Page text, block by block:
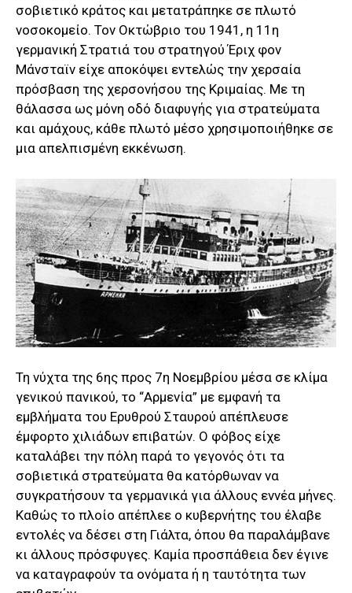
σοβιετικό κράτος και μετατράπηκε σε πλωτό
νοσοκομείο. Τον Οκτώβριο του 1941, η 11η
γερμανική Στρατιά του στρατηγού Έριχ φον
Μάνσταϊν είχε αποκόψει εντελώς την χερσαία
πρόσβαση της χερσονήσου της Κριμαίας. Με τη
θάλασσα ως μόνη οδό διαφυγής για στρατεύματα
και αμάχους, κάθε πλωτό μέσο χρησιμοποιήθηκε σε
μια απελπισμένη εκκένωση.
Τη νύχτα της 6ης προς 7η Νοεμβρίου μέσα σε κλίμα
γενικού πανικού, το “Αρμενία” με εμφανή τα
εμβλήματα του Ερυθρού Σταυρού απέπλευσε
έμφορτο χιλιάδων επιβατών. Ο φόβος είχε
καταλάβει την πόλη παρά το γεγονός ότι τα
σοβιετικά στρατεύματα θα κατόρθωναν να
συγκρατήσουν τα γερμανικά για άλλους εννέα μήνες.
Καθώς το πλοίο απέπλεε ο κυβερνήτης του έλαβε
εντολές να δέσει στη Γιάλτα, όπου θα παραλάμβανε
κι άλλους πρόσφυγες. Καμία προσπάθεια δεν έγινε
να καταγραφούν τα ονόματα ή η ταυτότητα των